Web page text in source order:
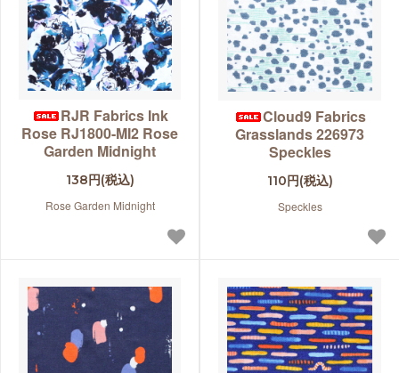
RJR Fabrics Ink
Rose RJ1800-MI2 Rose
Garden Midnight
138円(税込)
Rose Garden Midnight
Cloud9 Fabrics
Grasslands 226973
Speckles
110円(税込)
Speckles